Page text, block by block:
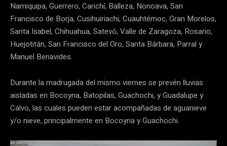
Namiquipa, Guerrero, Carichí, Balleza, Nonoava, San
Francisco de Borja, Cusihuiriachi, Cuauhtémoc, Gran Morelos,
Santa Isabel, Chihuahua, Satevó, Valle de Zaragoza, Rosario,
Huejotitán, San Francisco del Oro, Santa Bárbara, Parral y
Manuel Benavides.
Durante la madrugada del mismo viernes se prevén lluvias
aisladas en Bocoyna, Batopilas, Guachochi, y Guadalupe y
Calvo, las cuales pueden estar acompañadas de aguanieve
y/o nieve, principalmente en Bocoyna y Guachochi.